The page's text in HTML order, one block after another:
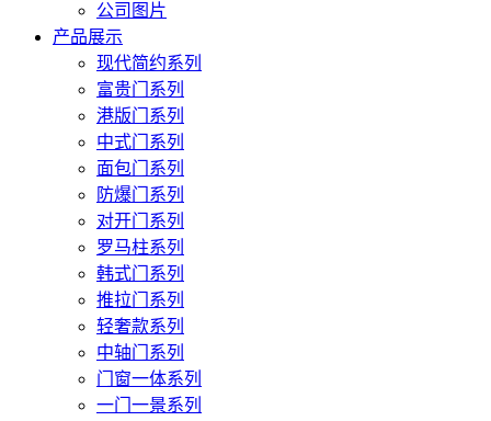
公司图片
产品展示
现代简约系列
富贵门系列
港版门系列
中式门系列
面包门系列
防爆门系列
对开门系列
罗马柱系列
韩式门系列
推拉门系列
轻奢款系列
中轴门系列
门窗一体系列
一门一景系列